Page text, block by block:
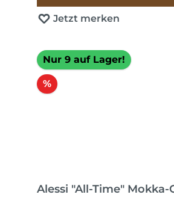
Jetzt merken
Nur 9 auf Lager!
%Rabatt
Alessi "All-Time" Mokka-